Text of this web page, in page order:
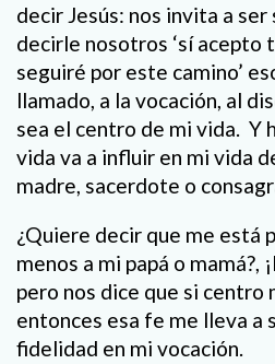
decir Jesús: nos invita a ser
decirle nosotros ‘sí acepto
seguiré por este camino’
llamado, a la vocación, al
sea el centro de mi vida. Y
vida va a influir en mi vida
madre, sacerdote o
¿Quiere decir que me está
menos a mi papá o mamá?,
pero nos dice que si centro
entonces esa fe me lleva a
fidelidad en mi vocación.